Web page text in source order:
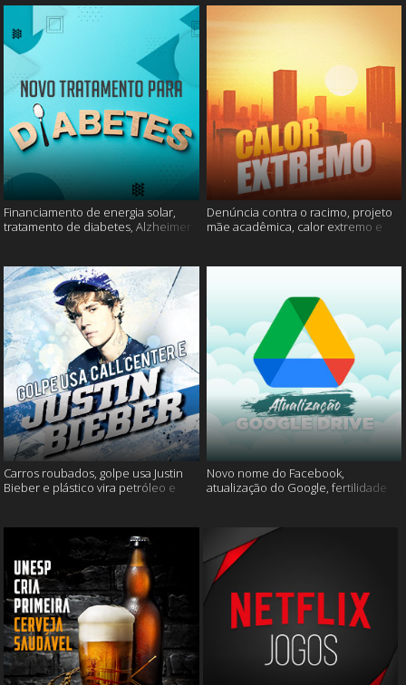
Financiamento de energia solar,
tratamento de diabetes, Alzheimer
Denúncia contra o racimo, projeto
mãe acadêmica, calor extremo e
Carros roubados, golpe usa Justin
Bieber e plástico vira petróleo e
Novo nome do Facebook,
atualização do Google, fertilidade